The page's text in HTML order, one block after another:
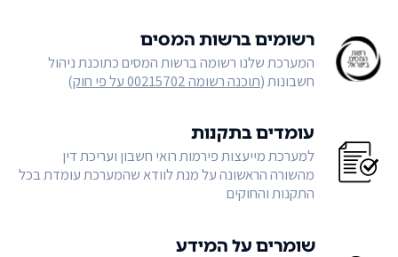
רשומים ברשות המסים
המערכת שלנו רשומה ברשות המסים כתוכנת ניהול
חשבונות (תוכנה רשומה 00215702 על פי חוק )
עומדים בתקנות
למערכת מייעצות פירמות רואי חשבון ועריכת דין
מהשורה הראשונה על מנת לוודא שהמערכת עומדת בכל
התקנות והחוקים
שומרים על המידע